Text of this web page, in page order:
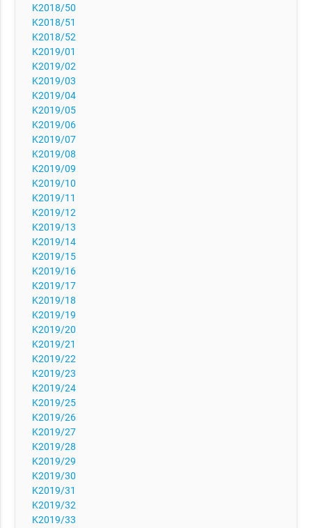
K2018/50
K2018/51
K2018/52
K2019/01
K2019/02
K2019/03
K2019/04
K2019/05
K2019/06
K2019/07
K2019/08
K2019/09
K2019/10
K2019/11
K2019/12
K2019/13
K2019/14
K2019/15
K2019/16
K2019/17
K2019/18
K2019/19
K2019/20
K2019/21
K2019/22
K2019/23
K2019/24
K2019/25
K2019/26
K2019/27
K2019/28
K2019/29
K2019/30
K2019/31
K2019/32
K2019/33